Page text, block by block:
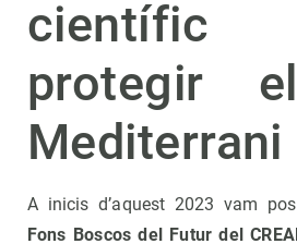
protegir
Mediterrani
A inicis d’aquest 2023 vam
Fons Boscos del Futur del